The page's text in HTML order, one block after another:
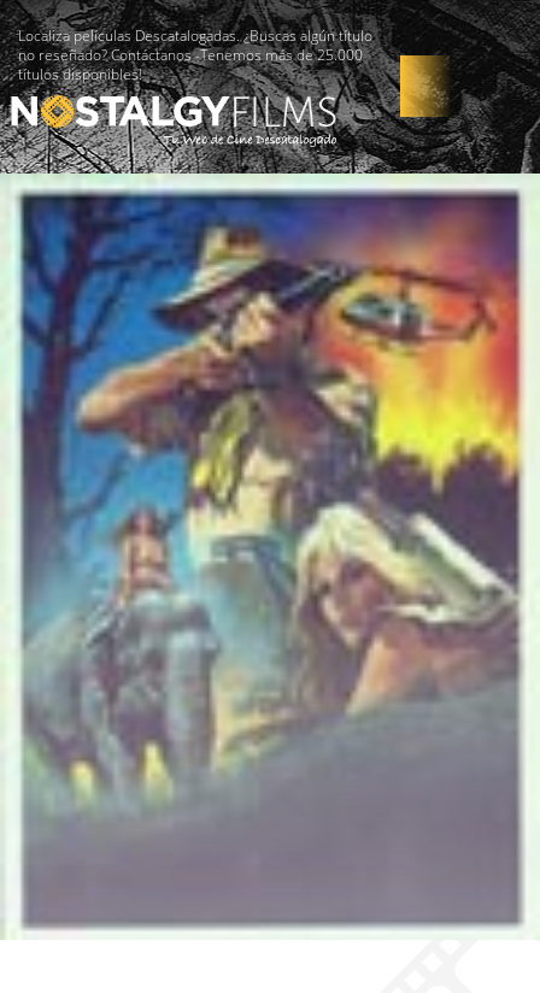
Localiza películas Descatalogadas. ¿Buscas algún título
no reseñado? Contáctanos -Tenemos más de 25.000
títulos disponibles!